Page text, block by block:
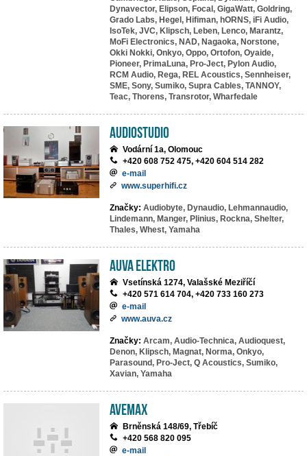
Dynavector, Elipson, Focal, GigaWatt, Goldring,
Grado Labs, Hegel, Hifiman, hORNS, iFi Audio,
IsoTek, JVC, Klipsch, Leben, Lenco, Marantz,
MoFi Electronics, NAD, Nagaoka, Norstone,
Okki Nokki, Onkyo, Oppo, Ortofon, Oyaide,
Pioneer, PrimaLuna, Pro-Ject, Pylon Audio,
RCM Audio, Rega, REL Acoustics, Sennheiser,
SME, Sony, Sumiko, Supra Cables, TANNOY,
Teac, Thorens, Transrotor, Wharfedale
AudioStudio
Vodární 1a, Olomouc
+420 608 752 475, +420 604 514 282
e-mail
www.superhifi.cz
Značky: Audiobyte, Dynaudio, Lehmannaudio,
Lindemann, Manger, Plinius, Rockna, Shelter,
Thales, Whest, Yamaha
AuVa elektro
Vsetínská 1274, Valašské Meziříčí
+420 571 614 704, +420 733 160 273
e-mail
www.auva.cz
Značky: Arcam, Audio-Technica, Audioquest,
Denon, Klipsch, Magnat, Norma, Onkyo,
Parasound, Pro-Ject, Q Acoustics, Sumiko,
Xavian, Yamaha
AVEMAX
Brněnská 148/69, Třebíč
+420 568 820 095
e-mail